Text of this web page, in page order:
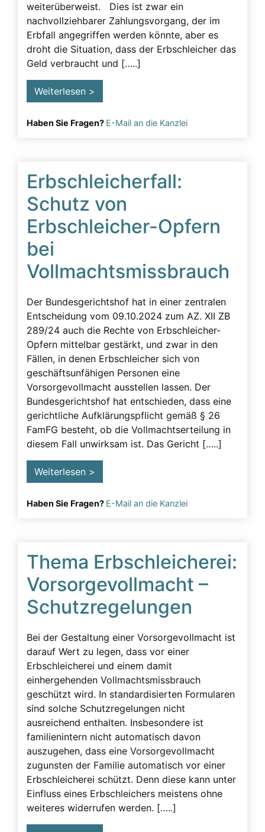
weiterüberweist. Dies ist zwar ein
nachvollziehbarer Zahlungsvorgang, der im
Erbfall angegriffen werden könnte, aber es
droht die Situation, dass der Erbschleicher das
Geld verbraucht und […..]
Weiterlesen >
Haben Sie Fragen? E-Mail an die Kanzlei
Erbschleicherfall:
Schutz von
Erbschleicher-Opfern
bei
Vollmachtsmissbrauch
Der Bundesgerichtshof hat in einer zentralen
Entscheidung vom 09.10.2024 zum AZ. XII ZB
289/24 auch die Rechte von Erbschleicher-
Opfern mittelbar gestärkt, und zwar in den
Fällen, in denen Erbschleicher sich von
geschäftsunfähigen Personen eine
Vorsorgevollmacht ausstellen lassen. Der
Bundesgerichtshof hat entschieden, dass eine
gerichtliche Aufklärungspflicht gemäß § 26
FamFG besteht, ob die Vollmachtserteilung in
diesem Fall unwirksam ist. Das Gericht […..]
Weiterlesen >
Haben Sie Fragen? E-Mail an die Kanzlei
Thema Erbschleicherei:
Vorsorgevollmacht –
Schutzregelungen
Bei der Gestaltung einer Vorsorgevollmacht ist
darauf Wert zu legen, dass vor einer
Erbschleicherei und einem damit
einhergehenden Vollmachtsmissbrauch
geschützt wird. In standardisierten Formularen
sind solche Schutzregelungen nicht
ausreichend enthalten. Insbesondere ist
familienintern nicht automatisch davon
auszugehen, dass eine Vorsorgevollmacht
zugunsten der Familie automatisch vor einer
Erbschleicherei schützt. Denn diese kann unter
Einfluss eines Erbschleichers meistens ohne
weiteres widerrufen werden. […..]
Schenkungen
Straftaten
Testament
Testamentsanfechtung
Testierfähigkeit
Vorgehen
Vorsorgevollmacht